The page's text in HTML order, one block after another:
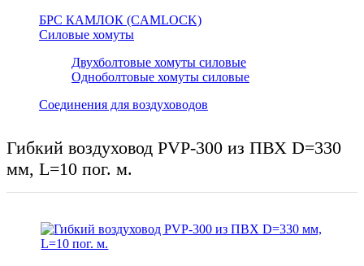
БРС КАМЛОК (CAMLOCK)
Силовые хомуты
Двухболтовые хомуты силовые
Одноболтовые хомуты силовые
Соединения для воздуховодов
Гибкий воздуховод PVP-300 из ПВХ D=330
мм, L=10 пог. м.